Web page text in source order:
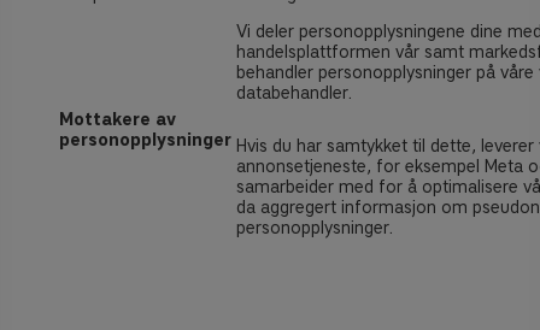
Mottakere av
personopplysninger
Vi deler personopplysningene dine
handelsplattformen vår samt
behandler personopplysninger på
databehandler.
Hvis du har samtykket til dette,
annonsetjeneste, for eksempel Meta
samarbeider med for å optimalisere
da aggregert informasjon om
personopplysninger.